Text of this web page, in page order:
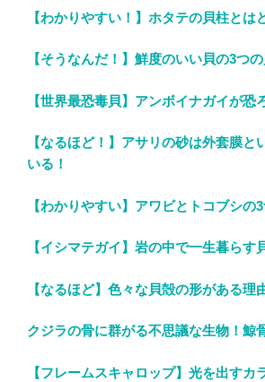
【わかりやすい！】ホタテの貝柱とは
【そうなんだ！】鮮度のいい貝の3つの
【世界最恐毒貝】アンボイナガイが恐
【なるほど！】アサリの砂は外套膜と
いる！
【わかりやすい】アワビとトコブシの3
【イシマテガイ】岩の中で一生暮らす
【なるほど】色々な貝殻の形がある理
クジラの骨に群がる不思議な生物！鯨
【フレームスキャロップ】光を出すカ